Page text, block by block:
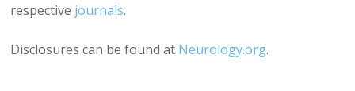
respective journals.
Disclosures can be found at Neurology.org.